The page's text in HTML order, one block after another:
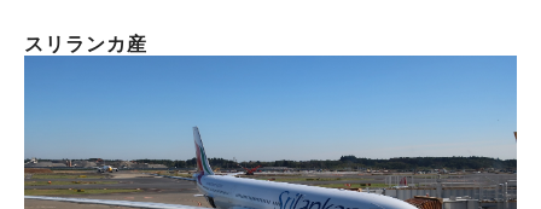
スリランカ産